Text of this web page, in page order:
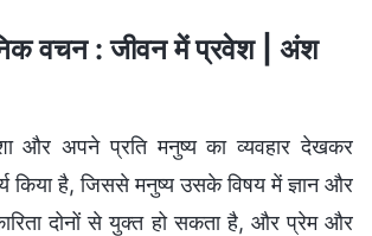
वचन : जीवन में प्रवेश | अंश
और अपने प्रति मनुष्य का व्यवहार देखकर
किया है, जिससे मनुष्य उसके विषय में ज्ञान और
दोनों से युक्त हो सकता है, और प्रेम और